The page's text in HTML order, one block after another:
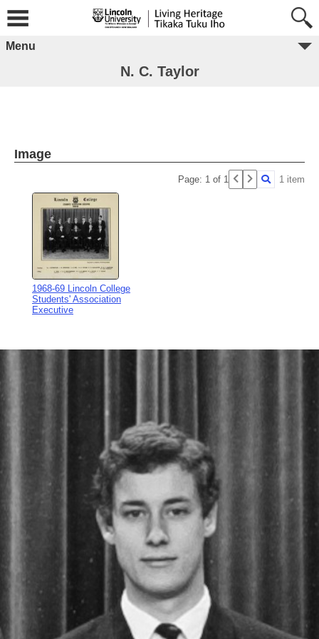
Menu
N. C. Taylor
Image
Page: 1 of 1 1 item
1968-69 Lincoln College
Students' Association
Executive